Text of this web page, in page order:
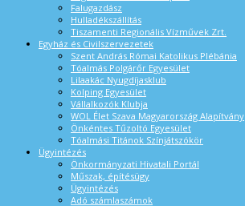
Falugazdász
Hulladékszállítás
Tiszamenti Regionális Vízművek Zrt.
Egyház és Civilszervezetek
Szent András Római Katolikus Plébánia
Tóalmás Polgárőr Egyesület
Lilaakác Nyugdíjasklub
Kolping Egyesület
Vállalkozók Klubja
WOL Élet Szava Magyarország Alapítvány
Önkéntes Tűzoltó Egyesület
Tóalmási Titánok Színjátszókör
Ügyintézés
Önkormányzati Hivatali Portál
Műszak, építésügy
Ügyintézés
Adó számlaszámok